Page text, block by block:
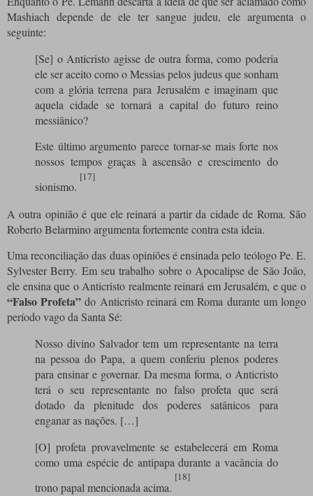
Mashiach depende de ele ter sangue judeu, ele argumenta o
seguinte:
[Se] o Anticristo agisse de outra forma, como poderia
ele ser aceito como o Messias pelos judeus que sonham
com a glória terrena para Jerusalém e imaginam que
aquela cidade se tornará a capital do futuro reino
messiânico?
Este último argumento parece tornar-se mais forte nos
nossos tempos graças à ascensão e crescimento do
sionismo.
[17]
A outra opinião é que ele reinará a partir da cidade de Roma. São
Roberto Belarmino argumenta fortemente contra esta ideia.
Uma reconciliação das duas opiniões é ensinada pelo teólogo Pe. E.
Sylvester Berry. Em seu trabalho sobre o Apocalipse de São João,
ele ensina que o Anticristo realmente reinará em Jerusalém, e que o
“Falso Profeta”do Anticristo reinará em Roma durante um longo
período vago da Santa Sé:
Nosso divino Salvador tem um representante na terra
na pessoa do Papa, a quem conferiu plenos poderes
para ensinar e governar. Da mesma forma, o Anticristo
terá o seu representante no falso profeta que será
dotado da plenitude dos poderes satânicos para
enganar as nações. […]
[O] profeta provavelmente se estabelecerá em Roma
como uma espécie de antipapa durante a vacância do
trono papal mencionada acima.
[18]